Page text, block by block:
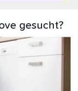
gesucht?